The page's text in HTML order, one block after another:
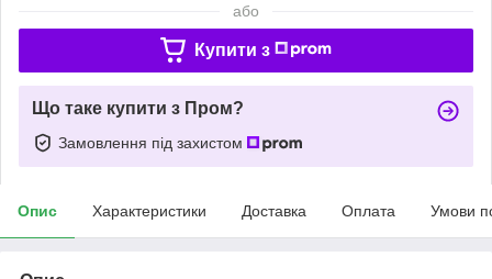
або
Купити з
Що таке купити з Пром?
Замовлення під захистом
Опис Характеристики Доставка Оплата Умови